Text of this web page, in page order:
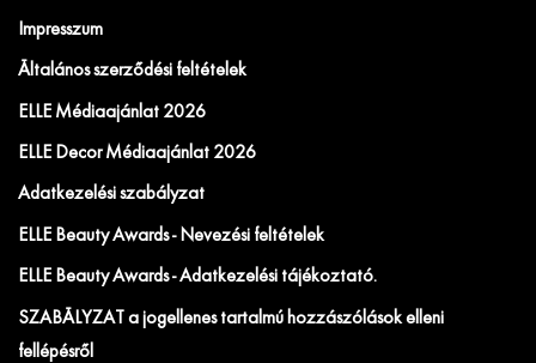
Impresszum
Általános szerződési feltételek
ELLE Médiaajánlat 2026
ELLE Decor Médiaajánlat 2026
Adatkezelési szabályzat
ELLE Beauty Awards - Nevezési feltételek
ELLE Beauty Awards - Adatkezelési tájékoztató.
SZABÁLYZAT a jogellenes tartalmú hozzászólások elleni
fellépésről